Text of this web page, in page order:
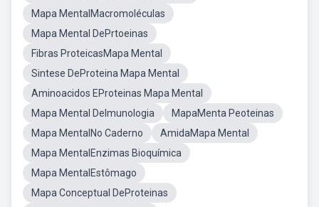
Mapa MentalMacromoléculas
Mapa Mental DePrtoeinas
Fibras ProteicasMapa Mental
Sintese DeProteina Mapa Mental
Aminoacidos EProteinas Mapa Mental
Mapa Mental DeImunologia
MapaMenta Peoteinas
Mapa MentalNo Caderno
AmidaMapa Mental
Mapa MentalEnzimas Bioquímica
Mapa MentalEstômago
Mapa Conceptual DeProteinas